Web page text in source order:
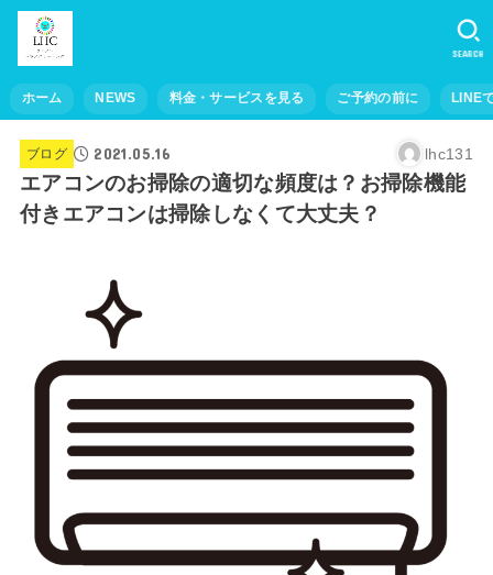
ホーム NEWS 料金・サービスを見る ご予約の前に LINE
SEARCH
ブログ 2021.05.16 lhc131
エアコンのお掃除の適切な頻度は？お掃除機能
付きエアコンは掃除しなくて大丈夫？